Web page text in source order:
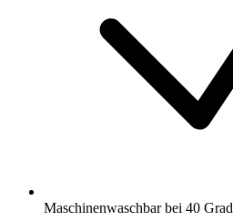
Maschinenwaschbar bei 40 Grad